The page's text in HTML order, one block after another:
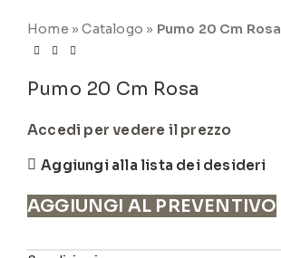
Home »Catalogo » Pumo 20 Cm Rosa
Pumo 20 Cm Rosa
Accedi per vedere il prezzo
Aggiungi alla lista dei desideri
AGGIUNGI AL PREVENTIVO